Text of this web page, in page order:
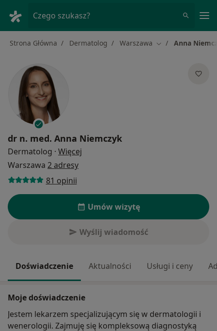
Czego szukasz?
Strona Główna Dermatolog Warszawa Zmień miasto
Anna
dr n. med. Anna Niemczyk
Dermatolog · Więcej
Warszawa 2 adresy
81 opinii
Umów wizytę
Wyślij wiadomość
Doświadczenie Aktualności Usługi i ceny
Moje doświadczenie
Jestem lekarzem specjalizującym się w dermatologii i
wenerologii. Zajmuję się kompleksową diagnostyką